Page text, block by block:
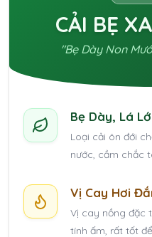
CẢI BẸ
"Bẹ Dày Non
Bẹ Dày, Lá
Loại cải ôn đới
nước, cầm chắc
Vị Cay Hơi
Vị cay nồng đặc
tính ấm, rất tốt